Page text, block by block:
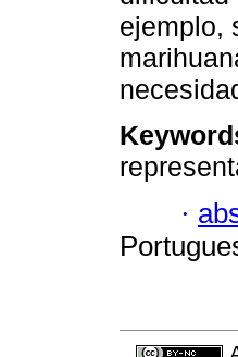
ejemplo,
·